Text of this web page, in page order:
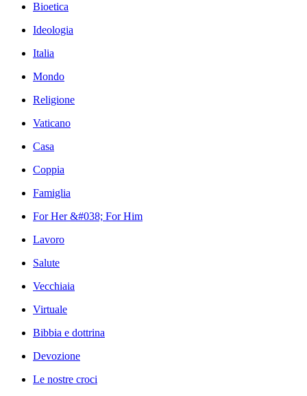
Bioetica
Ideologia
Italia
Mondo
Religione
Vaticano
Casa
Coppia
Famiglia
For Her &#038; For Him
Lavoro
Salute
Vecchiaia
Virtuale
Bibbia e dottrina
Devozione
Le nostre croci